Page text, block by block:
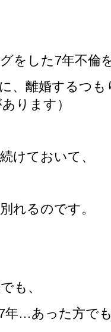
をした7年不倫
、離婚するつ
ります）
けておいて、
れるのです。
も、
年…あった方で